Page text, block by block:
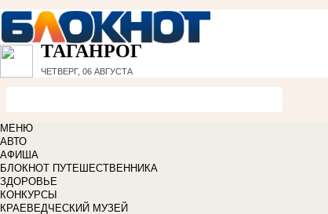
ТАГАНРОГ
ЧЕТВЕРГ, 06 АВГУСТА
МЕНЮ
АВТО
АФИША
БЛОКНОТ ПУТЕШЕСТВЕННИКА
ЗДОРОВЬЕ
КОНКУРСЫ
КРАЕВЕДЧЕСКИЙ МУЗЕЙ